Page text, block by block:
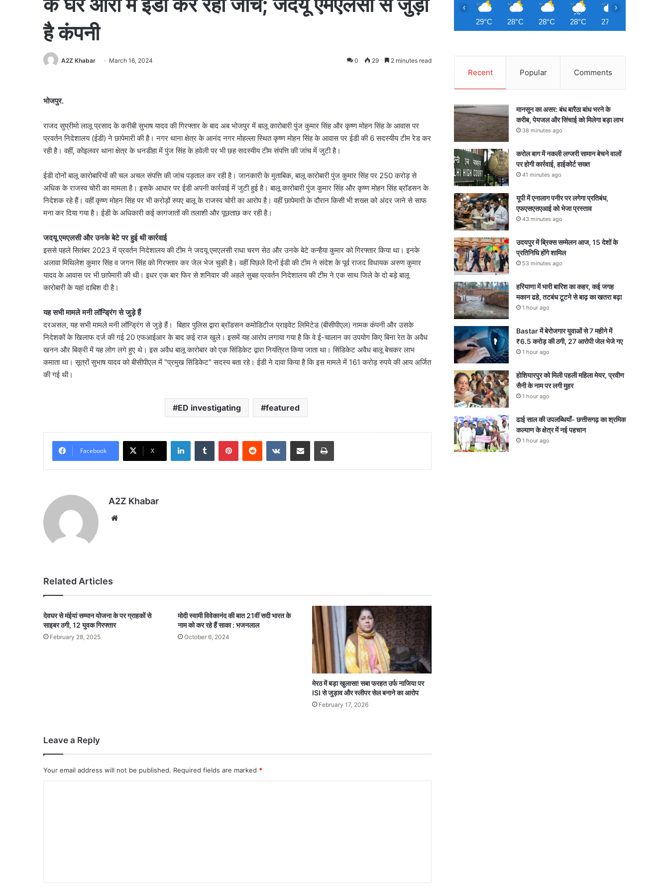
है कंपनी
A2Z Khabar March 16, 2024 0 29 2 minutes read
भोजपुर.
राजद सुप्रीमो लालू प्रसाद के करीबी सुभाष यादव की गिरफ्तार के बाद अब भोजपुर में बालू कारोबारी पुंज कुमार सिंह और कृष्ण मोहन सिंह के आवास पर
प्रवर्तन निदेशालय (ईडी) ने छापेमारी की है। नगर थाना क्षेत्र के आनंद नगर मोहल्ला स्थित कृष्ण मोहन सिंह के आवास पर ईडी की 6 सदस्यीय टीम रेड कर
रही है। वहीं, कोइलवर थाना क्षेत्र के धनडीहा में पुंज सिंह के हवेली पर भी छह सदस्यीय टीम संपत्ति की जांच में जुटी है।
ईडी दोनों बालू कारोबारियों की चल अचल संपत्ति की जांच पड़ताल कर रही है। जानकारी के मुताबिक, बालू कारोबारी पुंज कुमार सिंह पर 250 करोड़ से
अधिक के राजस्व चोरी का मामला है। इसके आधार पर ईडी अपनी कार्रवाई में जुटी हुई है। बालू कारोबारी पुंज कुमार सिंह और कृष्ण मोहन सिंह ब्रॉडसन के
निदेशक रहे हैं। वहीं कृष्ण मोहन सिंह पर भी करोड़ों रुपए बालू के राजस्व चोरी का आरोप है। वहीं छापेमारी के दौरान किसी भी शख्स को अंदर जाने से साफ
मना कर दिया गया है। ईडी के अधिकारी कई कागजातों की तलाशी और पूछताछ कर रही है।
जदयू एमएलसी और उनके बेटे पर हुई थी कार्रवाई
इससे पहले सितंबर 2023 में प्रवर्तन निदेशालय की टीम ने जदयू एमएलसी राधा चरण सेठ और उनके बेटे कन्हैया कुमार को गिरफ्तार किया था। इनके
अलावा मिथिलेश कुमार सिंह व जगन सिंह को गिरफ्तार कर जेल भेज चुकी है। वहीं पिछले दिनों ईडी की टीम ने संदेश के पूर्व राजद विधायक अरुण कुमार
यादव के आवास पर भी छापेमारी की थी। इधर एक बार फिर से शनिवार की अहले सुबह प्रवर्तन निदेशालय की टीम ने एक साथ जिले के दो बड़े बालू
कारोबारी के यहां दाबिश दी है।
यह सभी मामले मनी लॉन्ड्रिंग से जुड़े हैं
दरअसल, यह सभी मामले मनी लॉन्ड्रिंग से जुड़े हैं। बिहार पुलिस द्वारा ब्रॉडसन कमोडिटीज प्राइवेट लिमिटेड (बीसीपीएल) नामक कंपनी और उसके
निदेशकों के खिलाफ दर्ज की गई 20 एफआईआर के बाद कई राज खुले। इसमें यह आरोप लगाया गया है कि वे ई-चालान का उपयोग किए बिना रेत के अवैध
खनन और बिक्री में यह लोग लगे हुए थे। इस अवैध बालू कारोबार को एक सिंडिकेट द्वारा नियंत्रित किया जाता था। सिंडिकेट अवैध बालू बेचकर लाभ
कमाता था। सूत्रों सुभाष यादव को बीसीपीएल में "प्रमुख सिंडिकेट" सदस्य बता रहे। ईडी ने दावा किया है कि इस मामले में 161 करोड़ रुपये की आय अर्जित
की गई थी।
ED investigating featured
Facebook X
LinkedInTumblr PinterestReddit VKontakteShare via Email Print
A2Z Khabar
Related Articles
देवघर से मंईयां सम्मान योजना के पर ग्राहकों से
साइबर ठगी, 12 युवक गिरफ्तार
February 28, 2025
मोदी स्वामी विवेकानंद की बात 21वीं सदी भारत के
नाम को कर रहे हैं साका : भजनलाल
October 6, 2024
मेरठ में बड़ा खुलासा! सबा फरहत उर्फ नाजिया पर
ISI से जुड़ाव और स्लीपर सेल बनाने का आरोप
February 17, 2026
Leave a Reply
Your email address will not be published. Required fields are marked *
29°C 28°C 28°C 28°C 27°C
‹ ›
Recent Popular Comments
मानसून का असर: बंध बारैठा बांध भरने के
करीब, पेयजल और सिंचाई को मिलेगा बड़ा लाभ
38 minutes ago
करोल बाग में नकली लग्जरी सामान बेचने वालों
पर होगी कार्रवाई, हाईकोर्ट सख्त
41 minutes ago
यूपी में एनालाग पनीर पर लगेगा प्रतिबंध,
एफएसएसएआई को भेजा प्रस्ताव
43 minutes ago
उदयपुर में ब्रिक्स सम्मेलन आज, 15 देशों के
प्रतिनिधि होंगे शामिल
53 minutes ago
हरियाणा में भारी बारिश का कहर, कई जगह
मकान ढहे, तटबंध टूटने से बाढ़ का खतरा बढ़ा
1 hour ago
Bastar में बेरोजगार युवाओं से 7 महीने में
₹6.5 करोड़ की ठगी, 27 आरोपी जेल भेजे गए
1 hour ago
होशियारपुर को मिली पहली महिला मेयर, प्रवीण
सैनी के नाम पर लगी मुहर
1 hour ago
ढाई साल की उपलब्धियाँ- छत्तीसगढ़ का श्रमिक
कल्याण के क्षेत्र में नई पहचान
1 hour ago